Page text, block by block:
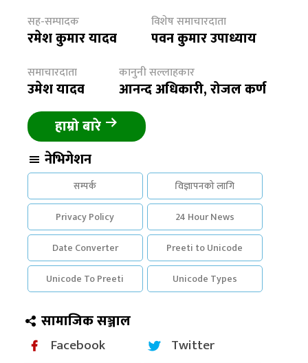
सह-सम्पादक
रमेश कुमार यादव
विशेष समाचारदाता
पवन कुमार उपाध्याय
समाचारदाता
उमेश यादव
कानुनी सल्लाहकार
आनन्द अधिकारी, रोजल कर्ण
हाम्रो बारे
नेभिगेशन
सम्पर्क
विज्ञापनको लागि
Privacy Policy
24 Hour News
Date Converter
Preeti to Unicode
Unicode To Preeti
Unicode Types
सामाजिक सञ्जाल
Facebook
Twitter